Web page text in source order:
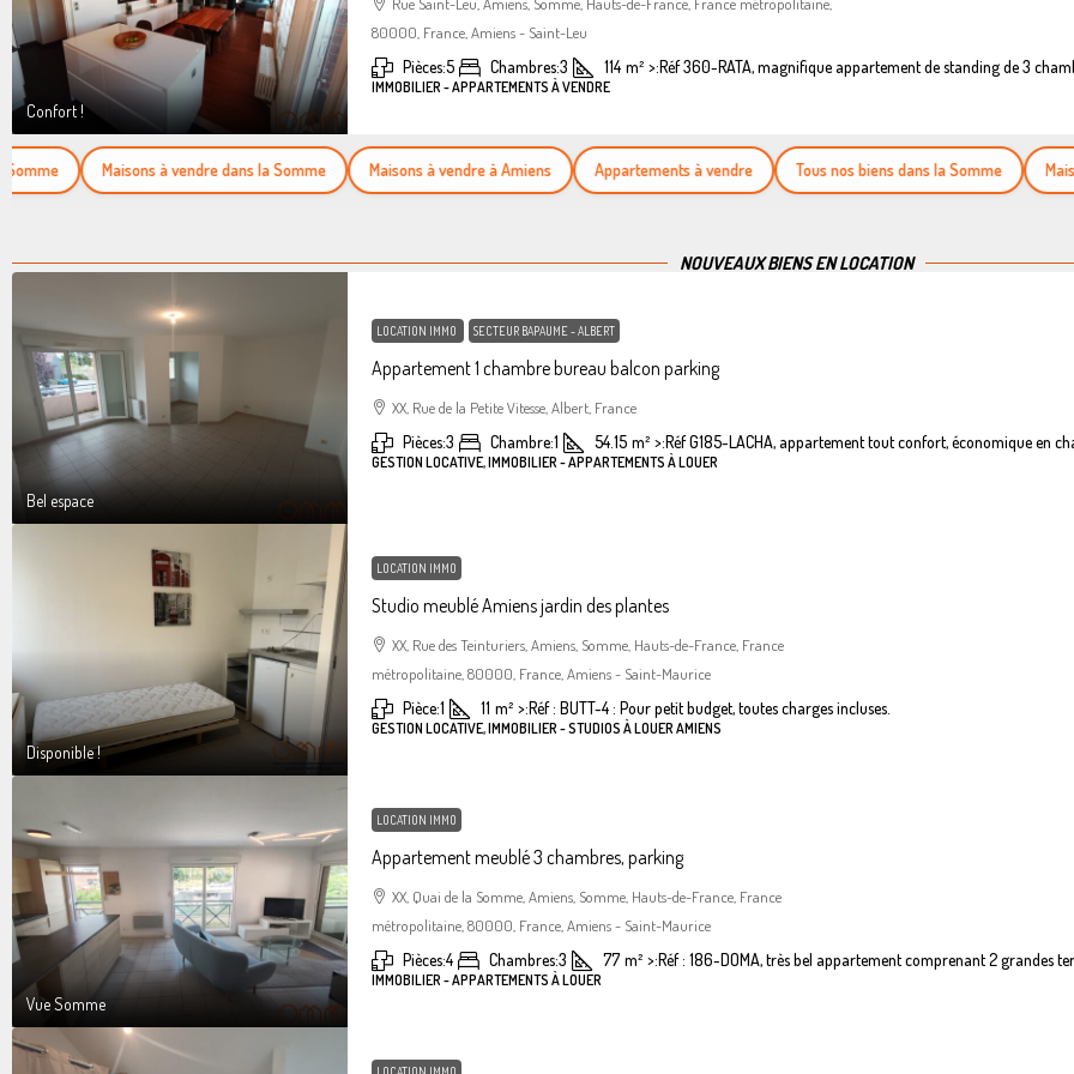
Confort !
80000, France, Amiens - Saint-Leu
Pièces:5 Chambres:3 114 m² >:Réf 360-RATA, magnifique appartement de standing de 3
IMMOBILIER - APPARTEMENTS À VENDRE
Maisons à vendre dans la Somme Maisons à vendre à Amiens Appartements à vendre Tous nos biens dans la Somme
NOUVEAUX BIENS EN LOCATION
Bel espace
LOCATION IMMO SECTEUR BAPAUME - ALBERT
Appartement 1 chambre bureau balcon parking
XX, Rue de la Petite Vitesse, Albert, France
Pièces:3 Chambre:1 54.15 m² >:Réf G185-LACHA, appartement tout confort, économique en
GESTION LOCATIVE, IMMOBILIER - APPARTEMENTS À LOUER
Disponible !
LOCATION IMMO
Studio meublé Amiens jardin des plantes
XX, Rue des Teinturiers, Amiens, Somme, Hauts-de-France, France
métropolitaine, 80000, France, Amiens - Saint-Maurice
Pièce:1 11 m² >:Réf : BUTT-4 : Pour petit budget, toutes charges incluses.
GESTION LOCATIVE, IMMOBILIER - STUDIOS À LOUER AMIENS
Vue Somme
LOCATION IMMO
Appartement meublé 3 chambres, parking
XX, Quai de la Somme, Amiens, Somme, Hauts-de-France, France
métropolitaine, 80000, France, Amiens - Saint-Maurice
Pièces:4 Chambres:3 77 m² >:Réf : 186-DOMA, très bel appartement comprenant 2 grandes
IMMOBILIER - APPARTEMENTS À LOUER